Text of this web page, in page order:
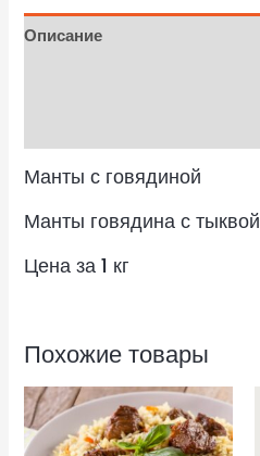
Описание
Манты с говядиной
Манты говядина с тыквой
Цена за 1 кг
Похожие товары